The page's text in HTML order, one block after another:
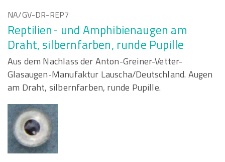
NA/GV-DR-REP7
Reptilien- und Amphibienaugen am
Draht, silbernfarben, runde Pupille
Aus dem Nachlass der Anton-Greiner-Vetter-
Glasaugen-Manufaktur Lauscha/Deutschland. Augen
am Draht, silbernfarben, runde Pupille.